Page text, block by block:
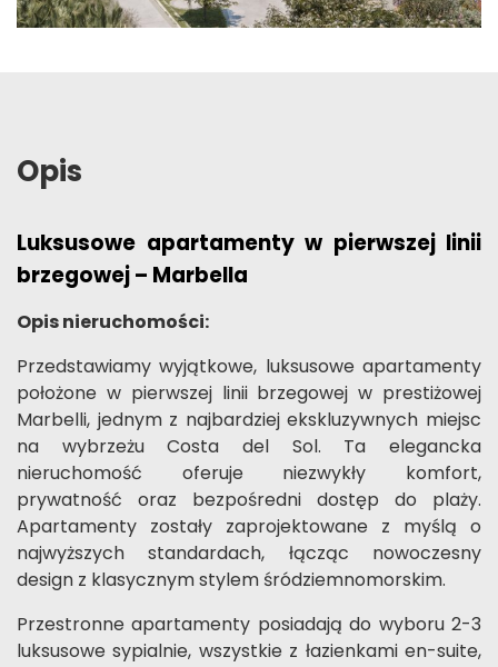
Opis
Luksusowe apartamenty w pierwszej linii
brzegowej – Marbella
Opis nieruchomości:
Przedstawiamy wyjątkowe, luksusowe apartamenty
położone w pierwszej linii brzegowej w prestiżowej
Marbelli, jednym z najbardziej ekskluzywnych miejsc
na wybrzeżu Costa del Sol. Ta elegancka
nieruchomość oferuje niezwykły komfort,
prywatność oraz bezpośredni dostęp do plaży.
Apartamenty zostały zaprojektowane z myślą o
najwyższych standardach, łącząc nowoczesny
design z klasycznym stylem śródziemnomorskim.
Przestronne apartamenty posiadają do wyboru 2-3
luksusowe sypialnie, wszystkie z łazienkami en-suite,